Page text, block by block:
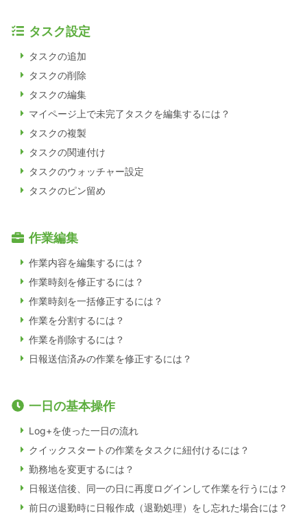
タスク設定
タスクの追加
タスクの削除
タスクの編集
マイページ上で未完了タスクを編集するには？
タスクの複製
タスクの関連付け
タスクのウォッチャー設定
タスクのピン留め
作業編集
作業内容を編集するには？
作業時刻を修正するには？
作業時刻を一括修正するには？
作業を分割するには？
作業を削除するには？
日報送信済みの作業を修正するには？
一日の基本操作
Log+を使った一日の流れ
クイックスタートの作業をタスクに紐付けるには？
勤務地を変更するには？
日報送信後、同一の日に再度ログインして作業を行うには？
前日の退勤時に日報作成（退勤処理）をし忘れた場合には？